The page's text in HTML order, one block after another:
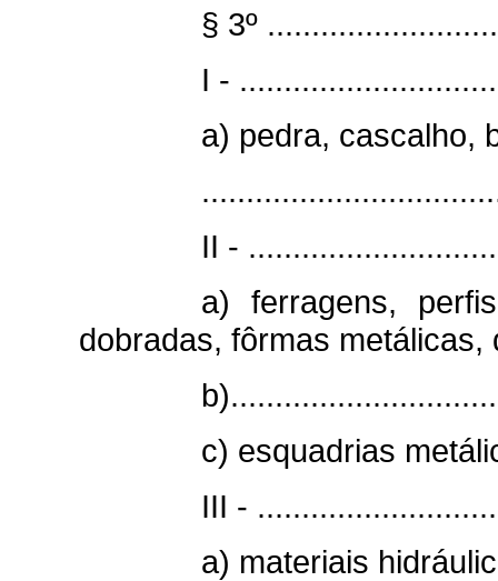
§ 3º
I -
a) pedra, cascalho,
II -
a) ferragens,
dobradas, fôrmas
c) esquadrias
III -
a) materiais